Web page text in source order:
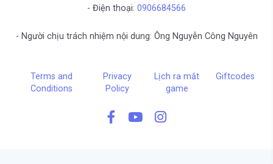
- Điện thoại: 0906684566
- Người chịu trách nhiệm nội dung: Ông Nguyễn Công Nguyên
Terms and
Conditions
Privacy
Policy
Lịch ra mắt
game
Giftcodes